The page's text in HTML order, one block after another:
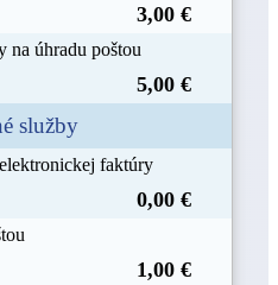
3,00 €
na úhradu poštou
5,00 €
služby
faktúry
0,00 €
1,00 €